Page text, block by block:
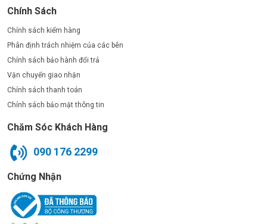
Chính Sách
Chính sách kiểm hàng
Phân định trách nhiệm của các bên
Chính sách bảo hành đổi trả
Vận chuyển giao nhận
Chính sách thanh toán
Chính sách bảo mật thông tin
Chăm Sóc Khách Hàng
090 176 2299
Chứng Nhận